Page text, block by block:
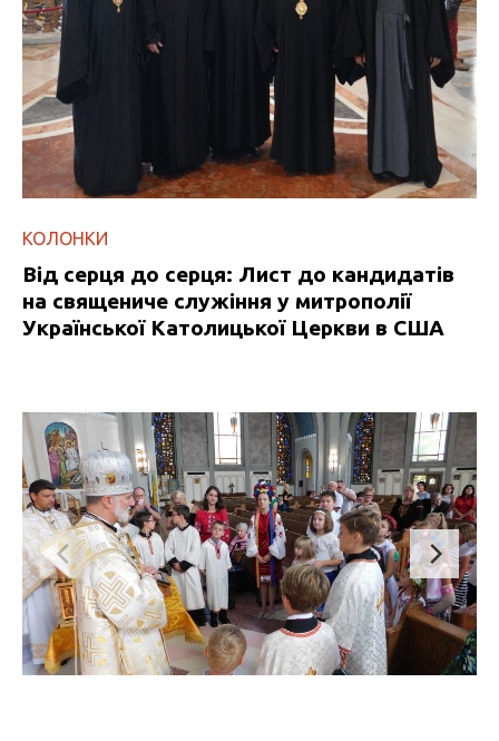
КОЛОНКИ
Від серця до серця: Лист до кандидатів
на священиче служіння у митрополії
Української Католицької Церкви в США